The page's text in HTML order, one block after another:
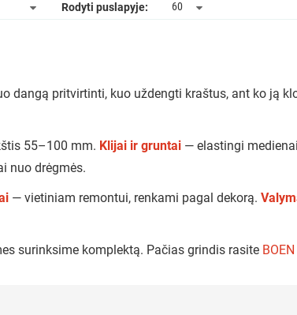
Rodyti puslapyje:
dangą pritvirtinti, kuo uždengti kraštus, ant ko ją
55–100 mm. Klijai ir gruntai — elastingi
nuo drėgmės.
— vietiniam remontui, renkami pagal dekorą.
surinksime komplektą. Pačias grindis rasite